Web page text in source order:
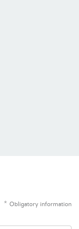
* Obligatory information